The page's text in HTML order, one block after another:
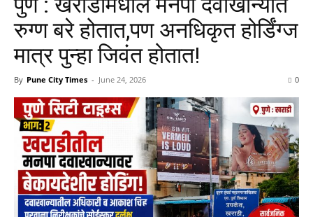
रुग्ण बरे होतात,पण अनधिकृत होर्डिंग्ज
मात्र पुन्हा जिवंत होतात!
By Pune City Times - June 24, 2026 0